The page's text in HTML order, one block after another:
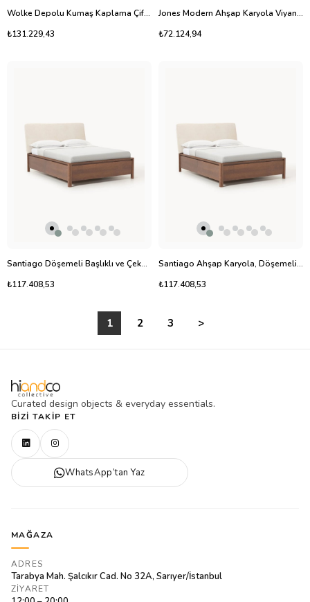
Wolke Depolu Kumaş Kaplama Çift Kişilik Yatak 140x200 cm
₺131.229,43
Jones Modern Ahşap Karyola Viyana Hasırı Başlıklı 140x200 cm
₺72.124,94
Santiago Döşemeli Başlıklı ve Çekmeceli Ahşap Karyola
₺117.408,53
Santiago Ahşap Karyola, Döşemeli Başlık ve Çekmeceli
₺117.408,53
1 2 3 >
Curated design objects & everyday essentials.
BIZI TAKIP ET
WhatsApp’tan Yaz
MAĞAZA
ADRES
Tarabya Mah. Şalcıkır Cad. No 32A, Sarıyer/İstanbul
ZIYARET